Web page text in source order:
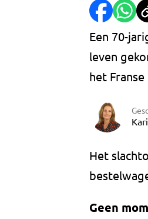
Een 70-
leven
het
Het
Geen